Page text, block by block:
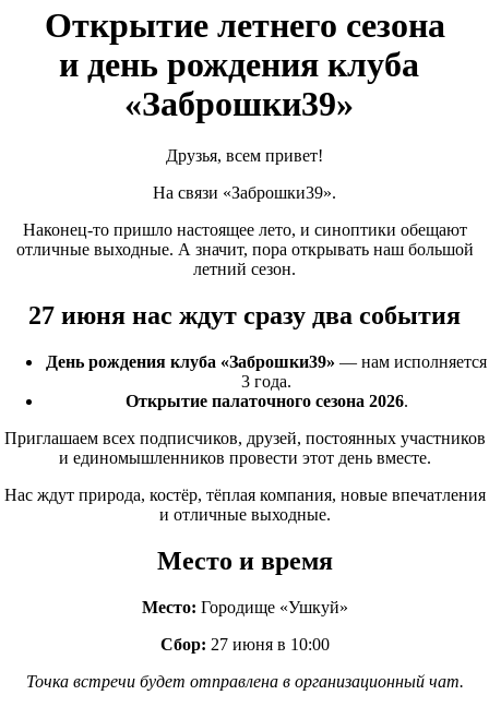
Открытие летнего сезона
и день рождения клуба
«Заброшки39»
Друзья, всем привет!
На связи «Заброшки39».
Наконец-то пришло настоящее лето, и синоптики обещают
отличные выходные. А значит, пора открывать наш большой
летний сезон.
27 июня нас ждут сразу два события
День рождения клуба «Заброшки39» — нам исполняется
3 года.
Открытие палаточного сезона 2026.
Приглашаем всех подписчиков, друзей, постоянных участников
и единомышленников провести этот день вместе.
Нас ждут природа, костёр, тёплая компания, новые впечатления
и отличные выходные.
Место и время
Место: Городище «Ушкуй»
Сбор: 27 июня в 10:00
Точка встречи будет отправлена в организационный чат.